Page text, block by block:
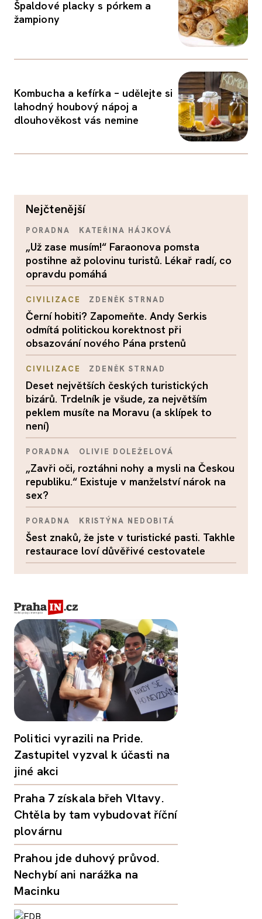
Špaldové placky s pórkem a
žampiony
Kombucha a kefírka – udělejte si
lahodný houbový nápoj a
dlouhověkost vás nemine
nejčtenější
PORADNA KATEŘINA HÁJKOVÁ
„Už zase musím!“ Faraonova pomsta
postihne až polovinu turistů. Lékař radí, co
opravdu pomáhá
CIVILIZACE ZDENĚK STRNAD
Černí hobiti? Zapomeňte. Andy Serkis
odmítá politickou korektnost při
obsazování nového Pána prstenů
CIVILIZACE ZDENĚK STRNAD
Deset největších českých turistických
bizárů. Trdelník je všude, za největším
peklem musíte na Moravu (a sklípek to
není)
PORADNA OLIVIE DOLEŽELOVÁ
„Zavři oči, roztáhni nohy a mysli na Českou
republiku.“ Existuje v manželství nárok na
sex?
PORADNA KRISTÝNA NEDOBITÁ
Šest znaků, že jste v turistické pasti. Takhle
restaurace loví důvěřivé cestovatele
Politici vyrazili na Pride.
Zastupitel vyzval k účasti na
jiné akci
Praha 7 získala břeh Vltavy.
Chtěla by tam vybudovat říční
plovárnu
Prahou jde duhový průvod.
Nechybí ani narážka na
Macinku